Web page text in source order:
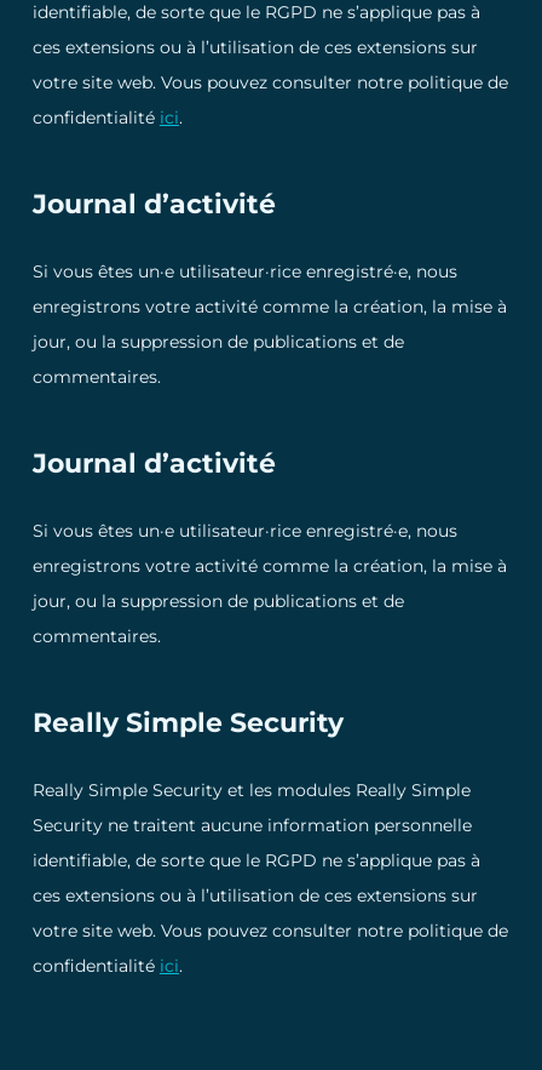
identifiable, de sorte que le RGPD ne s’applique pas à
ces extensions ou à l’utilisation de ces extensions sur
votre site web. Vous pouvez consulter notre politique de
confidentialité ici.
Journal d’activité
Si vous êtes un·e utilisateur·rice enregistré·e, nous
enregistrons votre activité comme la création, la mise à
jour, ou la suppression de publications et de
commentaires.
Journal d’activité
Si vous êtes un·e utilisateur·rice enregistré·e, nous
enregistrons votre activité comme la création, la mise à
jour, ou la suppression de publications et de
commentaires.
Really Simple Security
Really Simple Security et les modules Really Simple
Security ne traitent aucune information personnelle
identifiable, de sorte que le RGPD ne s’applique pas à
ces extensions ou à l’utilisation de ces extensions sur
votre site web. Vous pouvez consulter notre politique de
confidentialité ici.